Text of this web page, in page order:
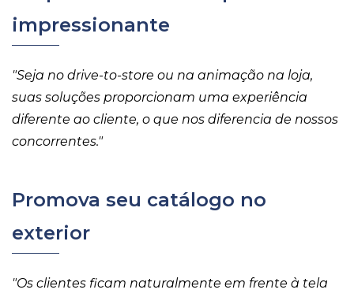
impressionante
"Seja no drive-to-store ou na animação na loja,
suas soluções proporcionam uma experiência
diferente ao cliente, o que nos diferencia de nossos
concorrentes."
Promova seu catálogo no
exterior
"Os clientes ficam naturalmente em frente à tela